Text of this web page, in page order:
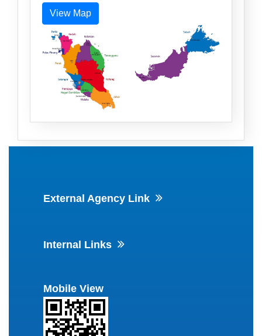
View Map
External Agency Link
Internal Links
Mobile View